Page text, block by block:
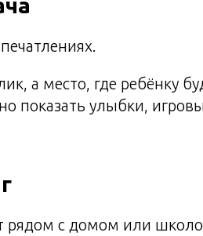
а место, где ребёнку
показать улыбки,
рядом с домом или